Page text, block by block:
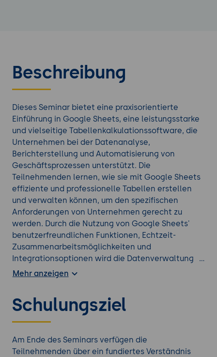
Beschreibung
Dieses Seminar bietet eine praxisorientierte
Einführung in Google Sheets, eine leistungsstarke
und vielseitige Tabellenkalkulationssoftware, die
Unternehmen bei der Datenanalyse,
Berichterstellung und Automatisierung von
Geschäftsprozessen unterstützt. Die
Teilnehmenden lernen, wie sie mit Google Sheets
effiziente und professionelle Tabellen erstellen
und verwalten können, um den spezifischen
Anforderungen von Unternehmen gerecht zu
werden. Durch die Nutzung von Google Sheets'
benutzerfreundlichen Funktionen, Echtzeit-
Zusammenarbeitsmöglichkeiten und
Integrationsoptionen wird die Datenverwaltung
vereinfacht und beschleunigt. Das Seminar
Google Sheets, vergleicht die Software mit
ähnlichen Systemen und zeigt, wie Unternehmen
Datenverwaltungsprozesse optimieren und ihre
Geschäftsstrategien effektiver gestalten können.
Mehr anzeigen
Schulungsziel
Am Ende des Seminars verfügen die
Teilnehmenden über ein fundiertes Verständnis